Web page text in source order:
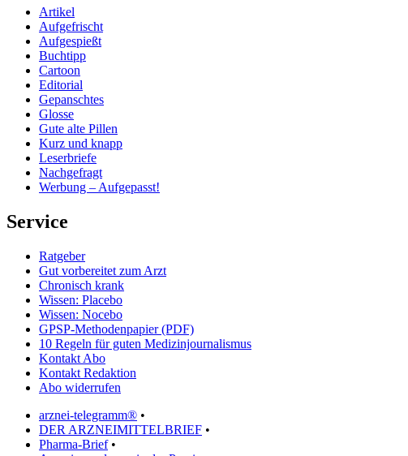
Artikel
Aufgefrischt
Aufgespießt
Buchtipp
Cartoon
Editorial
Gepanschtes
Glosse
Gute alte Pillen
Kurz und knapp
Leserbriefe
Nachgefragt
Werbung – Aufgepasst!
Service
Ratgeber
Gut vorbereitet zum Arzt
Chronisch krank
Wissen: Placebo
Wissen: Nocebo
GPSP-Methodenpapier (PDF)
10 Regeln für guten Medizinjournalismus
Kontakt Abo
Kontakt Redaktion
Abo widerrufen
arznei-telegramm® •
DER ARZNEIMITTELBRIEF •
Pharma-Brief•